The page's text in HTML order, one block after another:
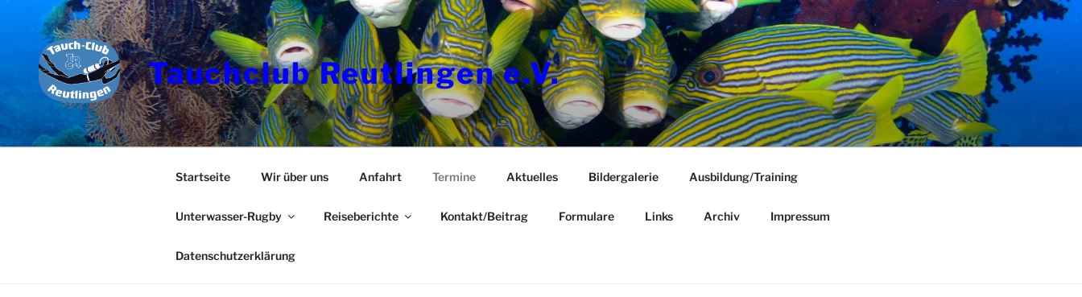
springen
Tauchclub Reutlingen e.V.
Startseite Wir über uns Anfahrt Termine Aktuelles Bildergalerie Ausbildung/Training
Unterwasser-Rugby Reiseberichte Kontakt/Beitrag Formulare Links Archiv Impressum
Datenschutzerklärung